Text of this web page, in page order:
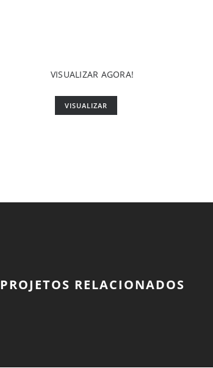
VISUALIZAR AGORA!
VISUALIZAR
PROJETOS RELACIONADOS